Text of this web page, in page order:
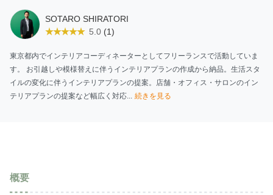
SOTARO SHIRATORI
5.0 (1)
東京都内でインテリアコーディネーターとしてフリーランスで活動していま
す。 お引越しや模様替えに伴うインテリアプランの作成から納品。生活スタ
イルの変化に伴うインテリアプランの提案。店舗・オフィス・サロンのイン
テリアプランの提案など幅広く対応...
続きを見る
概要